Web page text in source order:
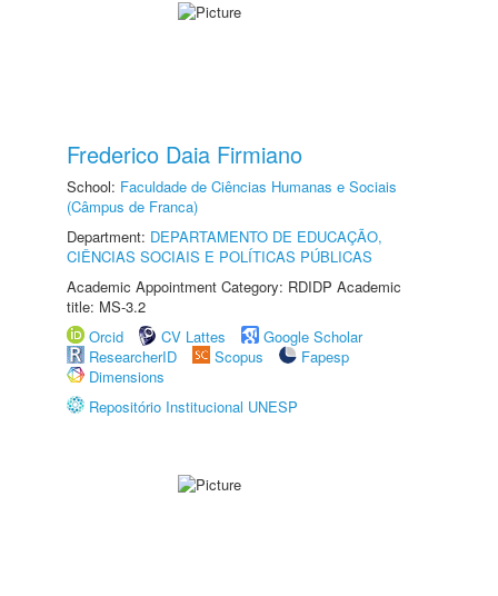
Frederico Daia Firmiano
School: Faculdade de Ciências Humanas e Sociais
(Câmpus de Franca)
Department: DEPARTAMENTO DE EDUCAÇÃO,
CIÊNCIAS SOCIAIS E POLÍTICAS PÚBLICAS
Academic Appointment Category: RDIDP Academic
title: MS-3.2
Orcid
CV Lattes
Google Scholar
ResearcherID
Scopus
Fapesp
Dimensions
Repositório Institucional UNESP